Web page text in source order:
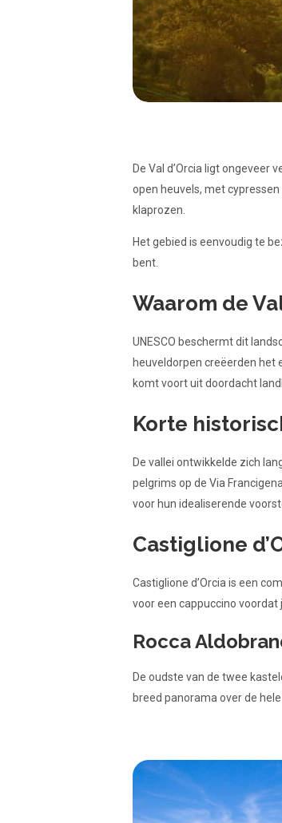
De Val d’Orcia ligt ongeveer
open heuvels, met
klaprozen.
Het gebied is eenvoudig te
bent.
Waarom de
UNESCO beschermt dit
heuveldorpen creëerden het
komt voort uit doordacht
Korte
De vallei ontwikkelde zich
pelgrims op de Via
voor hun idealiserende
Castiglione
Castiglione d’Orcia is een
voor een cappuccino
Rocca
De oudste van de twee
breed panorama over de hele